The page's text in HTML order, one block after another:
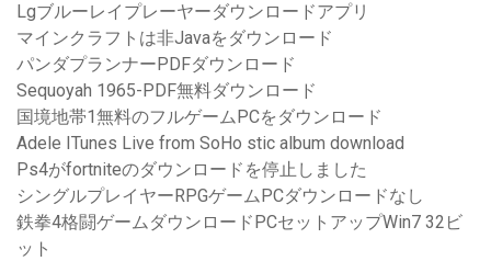
Lgブルーレイプレーヤーダウンロードアプリ
マインクラフトは非Javaをダウンロード
パンダプランナーPDFダウンロード
Sequoyah 1965-PDF無料ダウンロード
国境地帯1無料のフルゲームPCをダウンロード
Adele ITunes Live from SoHo stic album download
Ps4がfortniteのダウンロードを停止しました
シングルプレイヤーRPGゲームPCダウンロードなし
鉄拳4格闘ゲームダウンロードPCセットアップWin7 32ビ
ット